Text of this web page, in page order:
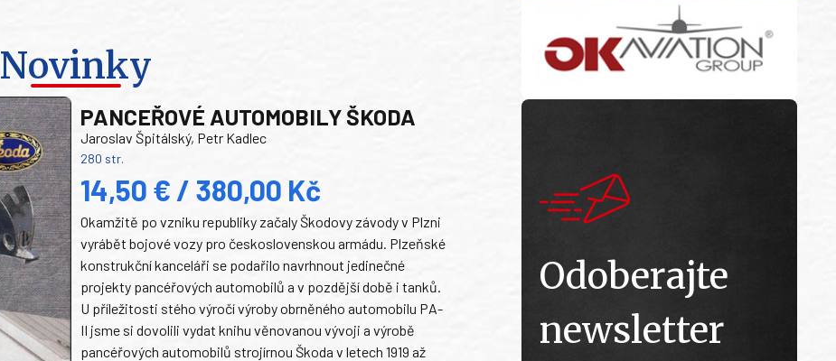
Novinky
PANCEŘOVÉ AUTOMOBILY ŠKODA
Jaroslav Špitálský, Petr Kadlec
280 str.
14,50 € / 380,00 Kč
Okamžitě po vzniku republiky začaly Škodovy závody v Plzni
vyrábět bojové vozy pro československou armádu. Plzeňské
konstrukční kanceláři se podařilo navrhnout jedinečné
projekty pancéřových automobilů a v pozdější době i tanků.
U příležitosti stého výročí výroby obrněného automobilu PA-
II jsme si dovolili vydat knihu věnovanou vývoji a výrobě
pancéřových automobilů strojírnou Škoda v letech 1919 až
Odoberajte
newsletter